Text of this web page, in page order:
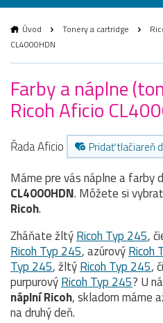
Úvod Tonery a cartridge
CL4000HDN
Farby a náplne
Ricoh Aficio
Řada Aficio Pridať tlačiareň
Máme pre vás náplne a farby
CL4000HDN. Môžete si
Ricoh.
Zháňate žltýRicoh Typ 245,
Ricoh Typ 245, azúrovýRicoh
Typ 245, žltýRicoh Typ 245,
purpurovýRicoh Typ 245? U
náplní Ricoh, skladom máme
na druhý deň.